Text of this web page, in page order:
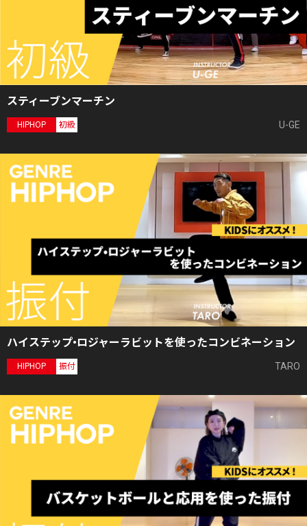
スティーブンマーチン
HIPHOP 初級 U-GE
ハイステップ•ロジャーラビットを使ったコンビネーション
HIPHOP 振付 TARO